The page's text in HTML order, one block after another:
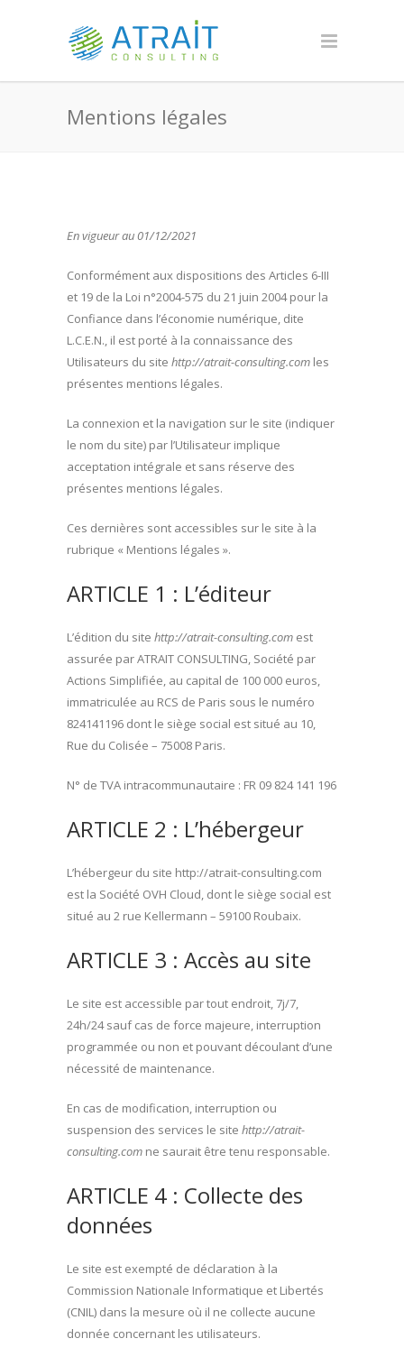
Mentions légales
En vigueur au 01/12/2021
Conformément aux dispositions des Articles 6-III
et 19 de la Loi n°2004-575 du 21 juin 2004 pour la
Confiance dans l’économie numérique, dite
L.C.E.N., il est porté à la connaissance des
Utilisateurs du site http://atrait-consulting.com les
présentes mentions légales.
La connexion et la navigation sur le site (indiquer
le nom du site) par l’Utilisateur implique
acceptation intégrale et sans réserve des
présentes mentions légales.
Ces dernières sont accessibles sur le site à la
rubrique « Mentions légales ».
ARTICLE 1 : L’éditeur
L’édition du site http://atrait-consulting.com est
assurée par ATRAIT CONSULTING, Société par
Actions Simplifiée, au capital de 100 000 euros,
immatriculée au RCS de Paris sous le numéro
824141196 dont le siège social est situé au 10,
Rue du Colisée – 75008 Paris.
N° de TVA intracommunautaire : FR 09 824 141 196
ARTICLE 2 : L’hébergeur
L’hébergeur du site http://atrait-consulting.com
est la Société OVH Cloud, dont le siège social est
situé au 2 rue Kellermann – 59100 Roubaix.
ARTICLE 3 : Accès au site
Le site est accessible par tout endroit, 7j/7,
24h/24 sauf cas de force majeure, interruption
programmée ou non et pouvant découlant d’une
nécessité de maintenance.
En cas de modification, interruption ou
suspension des services le site http://atrait-
consulting.com ne saurait être tenu responsable.
ARTICLE 4 : Collecte des
données
Le site est exempté de déclaration à la
Commission Nationale Informatique et Libertés
(CNIL) dans la mesure où il ne collecte aucune
donnée concernant les utilisateurs.